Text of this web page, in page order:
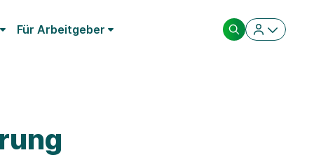
Für Arbeitgeber